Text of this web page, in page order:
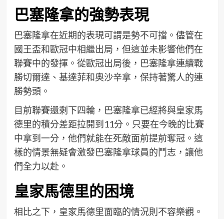
巴塞隆拿的強勢表現
巴塞隆拿在近期的表現可謂是勢不可擋。儘管在
國王盃和歐冠中相繼出局，但這並未影響他們在
聯賽中的發揮。從歐冠出局後，巴塞隆拿連續戰
勝切爾達、基達菲和奧沙辛拿，保持著驚人的連
勝勢頭。
目前聯賽還剩下四輪，巴塞隆拿已經將與皇家馬
德里的積分差距拉開到11分。只要在今晚的比賽
中拿到一分，他們就能在死敵面前提前奪冠。這
樣的情景無疑會激發巴塞隆拿球員的鬥志，讓他
們全力以赴。
皇家馬德里的困境
相比之下，皇家馬德里面臨的情況則不容樂觀。